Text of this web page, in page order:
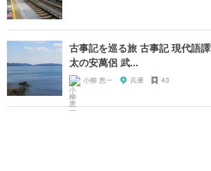
古事記を巡る旅 古事記 現代語譯
太の安萬侶 武...
小柳 恵一 兵庫 43